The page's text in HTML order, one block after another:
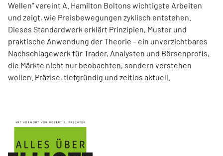
Wellen“ vereint A. Hamilton Boltons wichtigste Arbeiten
und zeigt, wie Preisbewegungen zyklisch entstehen.
Dieses Standardwerk erklärt Prinzipien, Muster und
praktische Anwendung der Theorie – ein unverzichtbares
Nachschlagewerk für Trader, Analysten und Börsenprofis,
die Märkte nicht nur beobachten, sondern verstehen
wollen. Präzise, tiefgründig und zeitlos aktuell.